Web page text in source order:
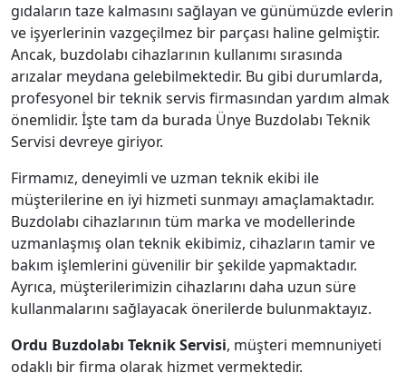
gıdaların taze kalmasını sağlayan ve günümüzde evlerin
ve işyerlerinin vazgeçilmez bir parçası haline gelmiştir.
Ancak, buzdolabı cihazlarının kullanımı sırasında
arızalar meydana gelebilmektedir. Bu gibi durumlarda,
profesyonel bir teknik servis firmasından yardım almak
önemlidir. İşte tam da burada Ünye Buzdolabı Teknik
Servisi devreye giriyor.
Firmamız, deneyimli ve uzman teknik ekibi ile
müşterilerine en iyi hizmeti sunmayı amaçlamaktadır.
Buzdolabı cihazlarının tüm marka ve modellerinde
uzmanlaşmış olan teknik ekibimiz, cihazların tamir ve
bakım işlemlerini güvenilir bir şekilde yapmaktadır.
Ayrıca, müşterilerimizin cihazlarını daha uzun süre
kullanmalarını sağlayacak önerilerde bulunmaktayız.
Ordu Buzdolabı Teknik Servisi, müşteri memnuniyeti
odaklı bir firma olarak hizmet vermektedir.